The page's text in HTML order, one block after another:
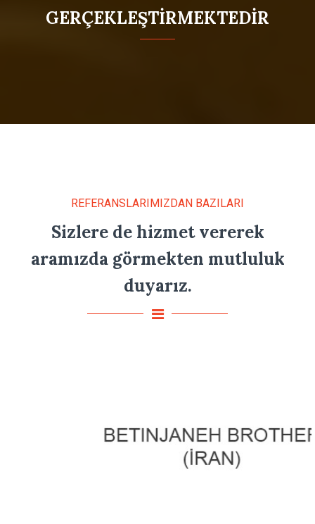
GERÇEKLEŞTİRMEKTEDİR
REFERANSLARIMIZDAN BAZILARI
Sizlere de hizmet vererek
aramızda görmekten mutluluk
duyarız.